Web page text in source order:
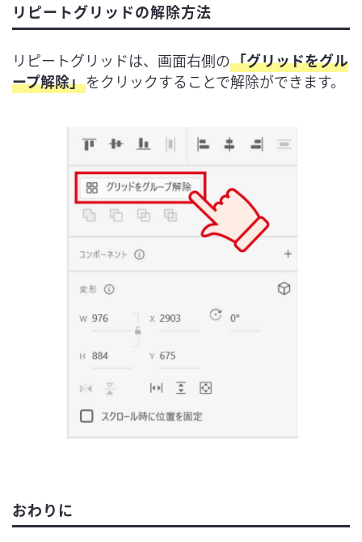
リピートグリッドの解除方法
リピートグリッドは、画面右側の「グリッドをグル
ープ解除」をクリックすることで解除ができます。
おわりに